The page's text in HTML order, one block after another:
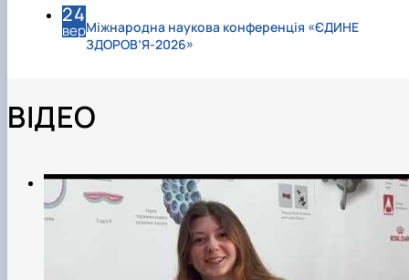
24
верМіжнародна наукова конференція «ЄДИНЕ
ЗДОРОВ’Я-2026»
ВІДЕО